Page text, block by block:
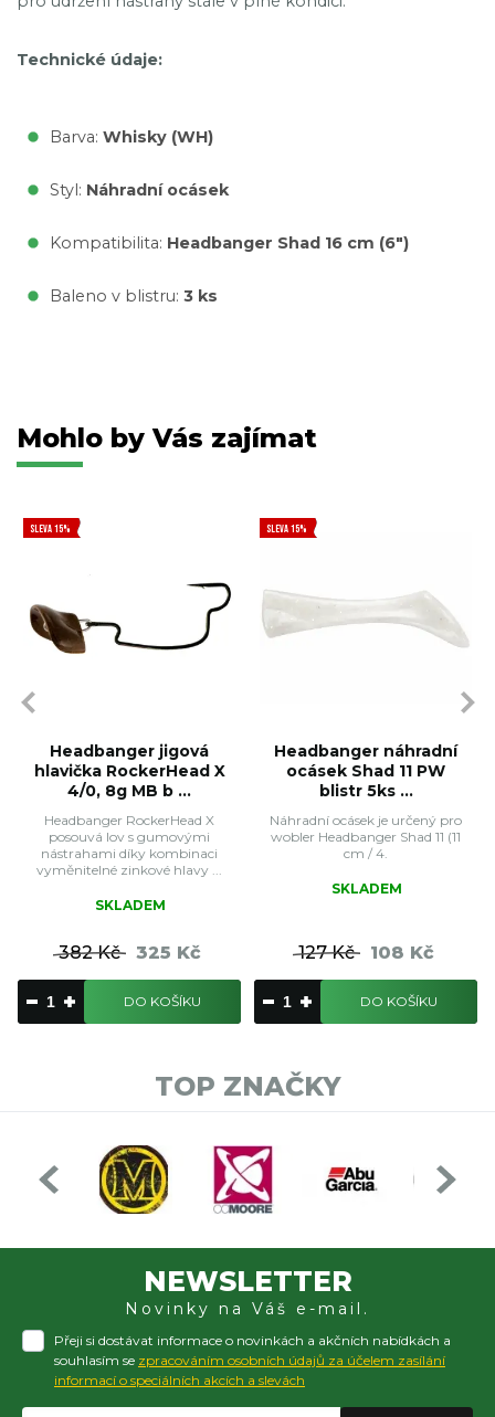
Technické údaje:
Barva: Whisky (WH)
Styl: Náhradní ocásek
Kompatibilita: Headbanger Shad 16 cm (6")
Baleno v blistru: 3 ks
Mohlo by Vás zajímat
SLEVA 15%
Headbanger jigová
hlavička RockerHead X
4/0, 8g MB b ...
Headbanger RockerHead X
posouvá lov s gumovými
nástrahami díky kombinaci
vyměnitelné zinkové hlavy ...
SKLADEM
382 Kč 325 Kč
DO KOŠÍKU
SLEVA 15%
Headbanger náhradní
ocásek Shad 11 PW
blistr 5ks ...
Náhradní ocásek je určený pro
wobler Headbanger Shad 11 (11
cm / 4.
SKLADEM
127 Kč 108 Kč
DO KOŠÍKU
TOP ZNAČKY
NEWSLETTER
Novinky na Váš e-mail.
Přeji si dostávat informace o novinkách a akčních nabídkách a
souhlasím se zpracováním osobních údajů za účelem zasílání
informací o speciálních akcích a slevách